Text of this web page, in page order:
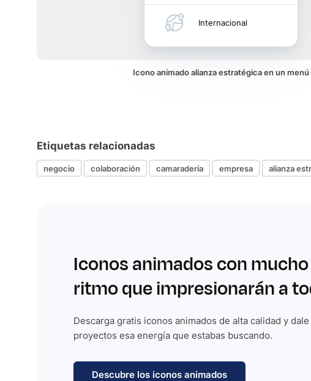
Internacional
Icono animado alianza estratégica en un menú
Etiquetas relacionadas
negocio colaboración camaradería empresa alianza
Iconos animados con mucho
ritmo que impresionarán a
Descarga gratis iconos animados de alta calidad y dale
proyectos esa energía que estabas buscando.
Descubre los iconos animados